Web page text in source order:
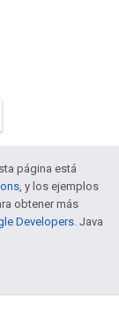
página está
, y los ejemplos
obtener más
Developers. Java